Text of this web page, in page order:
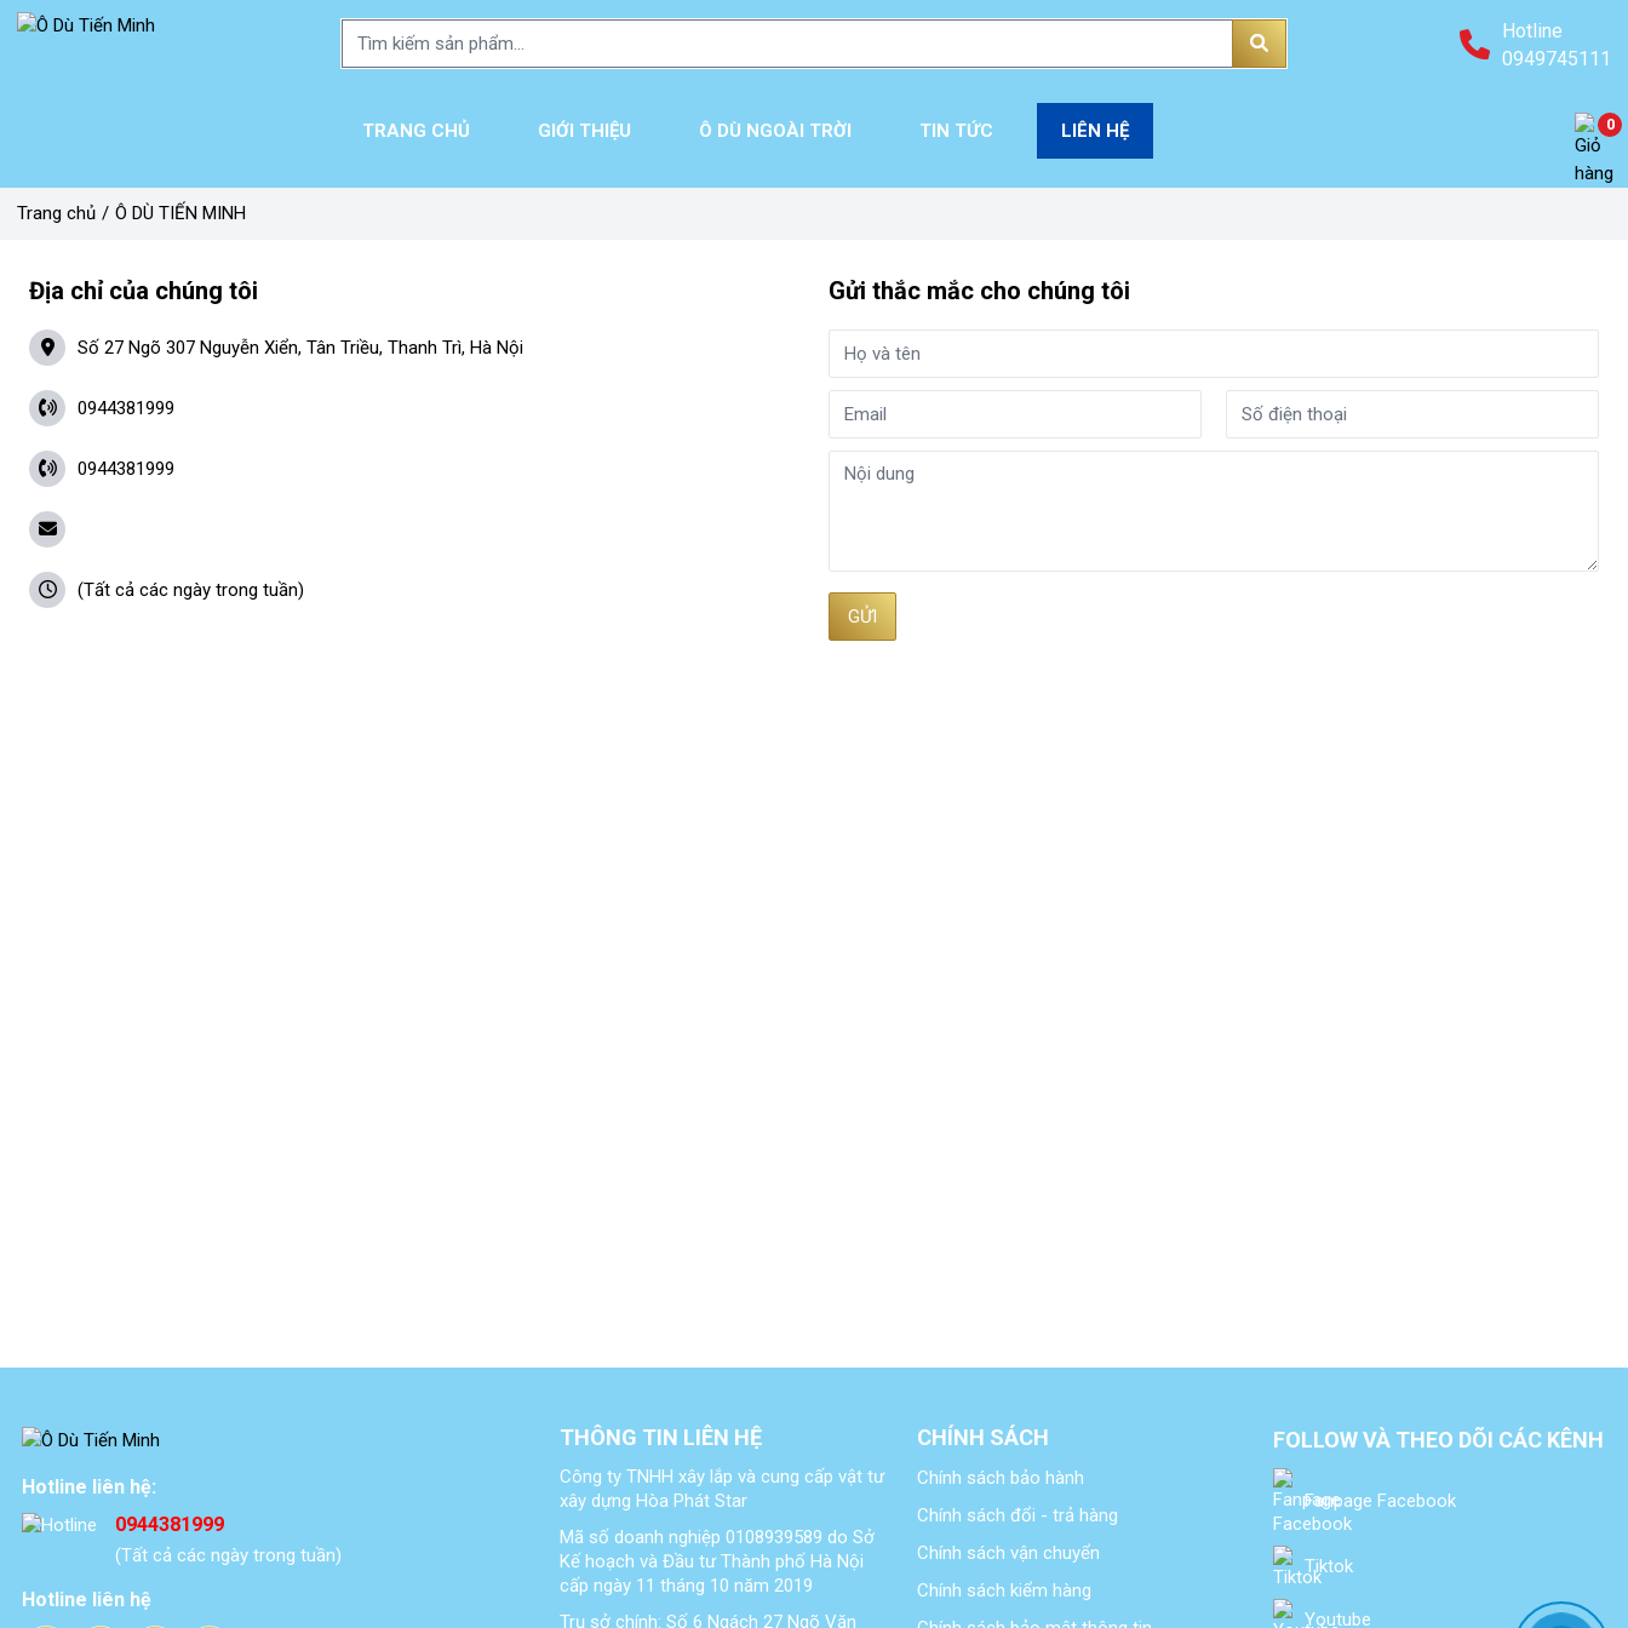
Hotline
0949745111
TRANG CHỦ GIỚI THIỆU Ô DÙ NGOÀI TRỜI TIN TỨC LIÊN HỆ 0
Trang chủ / Ô DÙ TIẾN MINH
Địa chỉ của chúng tôi
Số 27 Ngõ 307 Nguyễn Xiển, Tân Triều, Thanh Trì, Hà Nội
0944381999
0944381999
(Tất cả các ngày trong tuần)
Gửi thắc mắc cho chúng tôi
Hotline liên hệ:
0944381999
(Tất cả các ngày trong tuần)
Hotline liên hệ
THÔNG TIN LIÊN HỆ
Công ty TNHH xây lắp và cung cấp vật tư
xây dựng Hòa Phát Star
Mã số doanh nghiệp 0108939589 do Sở
Kế hoạch và Đầu tư Thành phố Hà Nội
cấp ngày 11 tháng 10 năm 2019
Trụ sở chính: Số 6 Ngách 27 Ngõ Văn
CHÍNH SÁCH
Chính sách bảo hành
Chính sách đổi - trả hàng
Chính sách vận chuyển
Chính sách kiểm hàng
FOLLOW VÀ THEO DÕI CÁC KÊNH
Fanpage Facebook
Tiktok
Youtube